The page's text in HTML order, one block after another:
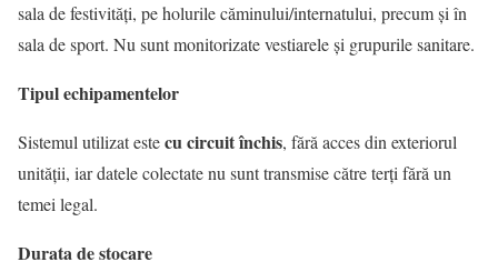
sala de festivităţi, pe holurile căminului/internatului, precum şi în
sala de sport. Nu sunt monitorizate vestiarele și grupurile sanitare.
Tipul echipamentelor
Sistemul utilizat estecu circuit închis, fără acces din exteriorul
unității, iar datele colectate nu sunt transmise către terți fără un
temei legal.
Durata de stocare